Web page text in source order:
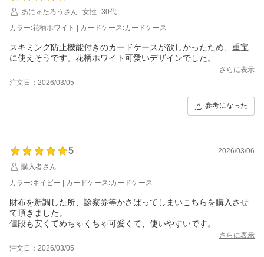
あにゅたろうさん 女性
30代
カラー:花柄ホワイト | カードケース:カードケース
スキミング防止機能付きのカードケースが欲しかったため、重宝
に使えそうです。花柄ホワイト可愛いデザインでした。
さらに表示
注文日：2026/03/05
参考になった
5
2026/03/06
購入者さん
カラー:ネイビー | カードケース:カードケース
財布を新調した所、診察券等かさばってしまいこちらを購入させ
て頂きました。
値段も安くてめちゃくちゃ可愛くて、使いやすいです。
さらに表示
注文日：2026/03/05